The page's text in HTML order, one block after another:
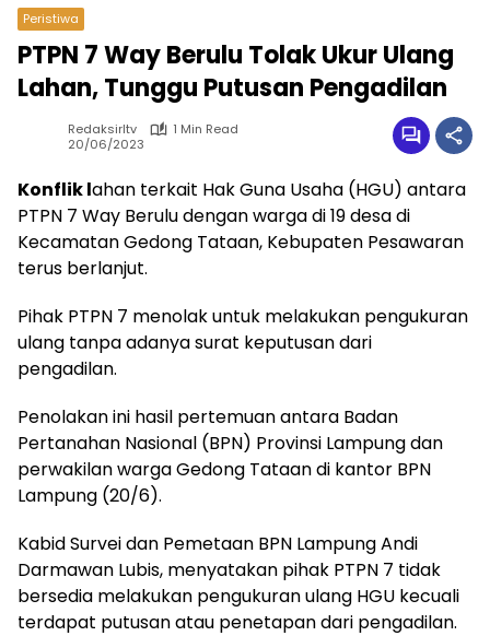
Peristiwa
PTPN 7 Way Berulu Tolak Ukur Ulang
Lahan, Tunggu Putusan Pengadilan
Redaksirltv
1 Min Read
20/06/2023
Konflik lahan terkait Hak Guna Usaha (HGU) antara
PTPN 7 Way Berulu dengan warga di 19 desa di
Kecamatan Gedong Tataan, Kebupaten Pesawaran
terus berlanjut.
Pihak PTPN 7 menolak untuk melakukan pengukuran
ulang tanpa adanya surat keputusan dari
pengadilan.
Penolakan ini hasil pertemuan antara Badan
Pertanahan Nasional (BPN) Provinsi Lampung dan
perwakilan warga Gedong Tataan di kantor BPN
Lampung (20/6).
Kabid Survei dan Pemetaan BPN Lampung Andi
Darmawan Lubis, menyatakan pihak PTPN 7 tidak
bersedia melakukan pengukuran ulang HGU kecuali
terdapat putusan atau penetapan dari pengadilan.